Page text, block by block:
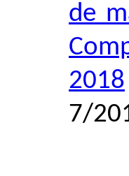
de
2018
7/